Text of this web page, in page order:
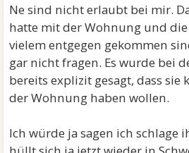
Ne sind nicht erlaubt bei mir.
hatte mit der Wohnung und
vielem entgegen gekommen
gar nicht fragen. Es wurde bei
bereits explizit gesagt, dass sie
der Wohnung haben wollen.
Ich würde ja sagen ich schlage